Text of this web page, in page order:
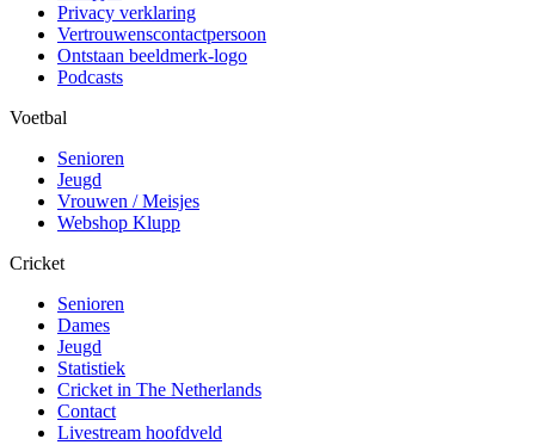
Privacy verklaring
Vertrouwenscontactpersoon
Ontstaan beeldmerk-logo
Podcasts
Voetbal
Senioren
Jeugd
Vrouwen / Meisjes
Webshop Klupp
Cricket
Senioren
Dames
Jeugd
Statistiek
Cricket in The Netherlands
Contact
Livestream hoofdveld